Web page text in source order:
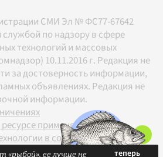
СМИ Эл № ФС77-67642
по надзору в сфере
технологий и массовых
10.11.2016 г. Редакция не
за достоверность информации,
объявлениях. Редакция не
информации.
применяются
в соответствии с
«рыбой», ее лучше не